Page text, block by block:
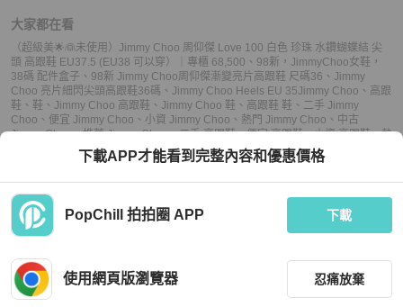
大家都在看
（超級美🌟👰未使用）Jimmy Choo 周仰傑 Love 100 白色 珍珠 水鑽蝴蝶結 尖
頭 高跟鞋 EU37.5 (EU38 可以穿）｜專櫃 68,500 、 98新，JimmyChoo女鞋，
38碼 配件盒子 、 98新 Jimmy Choo周仰傑漸變亮片高跟鞋 尺碼36 、 Jimmy
Choo 亮片細閃尖頭高跟鞋36碼 、 Jimmy Choo Heels EU 35Jimmy Choo 、 高跟
鞋 、 鞋 、 Jimmy Choo 高跟鞋 、 Jimmy Choo 鞋 、 高跟鞋 鞋 、 二手 Jimmy
Choo 、 便宜 Jimmy Choo 、 小資 Jimmy Choo 、 熱門 Jimmy Choo 、 中古
Jimmy Choo、推薦 Jimmy Choo、二手 高跟鞋、便宜 高跟鞋、小資 高跟鞋、熱
中古 高跟鞋、推薦 高跟鞋、二手 鞋 、便宜 鞋、小資 鞋
推薦 鞋下載APP才能看到完整內容和優惠價格
PopChill 拍拍圈 APP 下載
使用網頁版瀏覽器 忍痛放棄